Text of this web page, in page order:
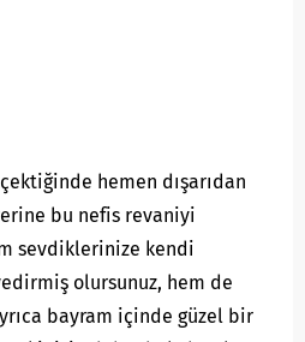
hemen dışarıdan
bu nefis revaniyi
sevdiklerinize kendi
olursunuz, hem de
bayram içinde güzel bir